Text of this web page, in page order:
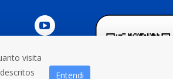
visita
Entendi